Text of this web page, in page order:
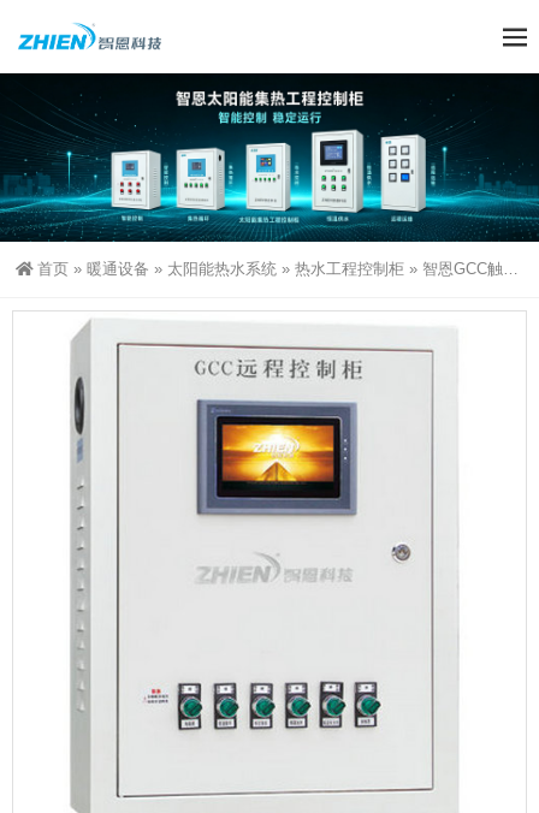
首页 » 暖通设备 » 太阳能热水系统 » 热水工程控制柜 » 智恩GCC触摸屏太阳能集热工程控制柜